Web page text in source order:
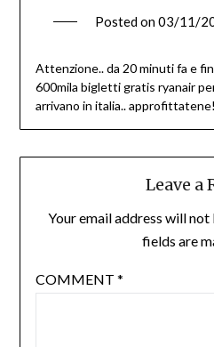
Posted on03/11/
Attenzione.. da 20 minuti fa e
600mila bigletti gratis ryanair
arrivano in italia.. approfittatene!
Leave a
Your email address will not
fields are
COMMENT *